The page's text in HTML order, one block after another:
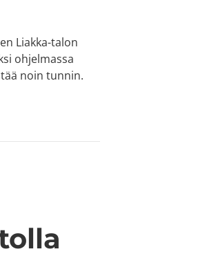
Liakka-talon
ohjelmassa
noin tunnin.